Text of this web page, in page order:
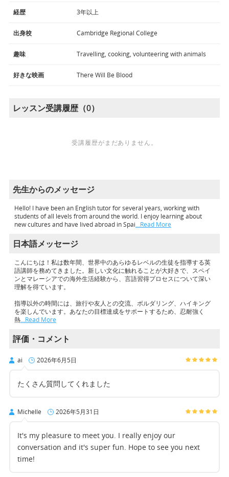
経歴 3年以上
出身校 Cambridge Regional College
趣味 Travelling, cooking, volunteering with animals
好きな映画 There Will Be Blood
レッスン受講履歴（0）
受講履歴がまだありません。
先生からのメッセージ
Hello! I have been an English tutor for several years, working with
students of all levels from around the world. I enjoy learning about
new cultures and have lived abroad in Spai…Read More
日本語メッセージ
こんにちは！私は数年間、世界中のあらゆるレベルの生徒を指導する英
語講師を務めてきました。新しい文化に触れることが大好きで、スペイ
ンとマレーシアでの海外生活経験から、言語習得プロセスについて深い
理解を得ています。
指導以外の時間には、旅行や友人との交流、ボルダリング、ハイキング
を楽しんでいます。あなたの目標達成をサポートするため、忍耐強く
熱…Read More
評価・コメント
ai 2026年6月5日
たくさん質問してくれました
Michelle 2026年5月31日
It's my pleasure to meet you. I really enjoy our
conversation and it's super fun. Hope to see you next
time!